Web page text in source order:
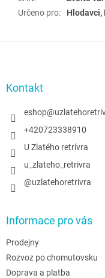
Určeno pro: Hlodavci,
Kontakt
eshop@
+420723338910
U Zlatého retrívra
u_zlateho_retrivra
@uzlatehoretrivra
Informace pro vás
Prodejny
Rozvoz po chomutovsku
Doprava a platba